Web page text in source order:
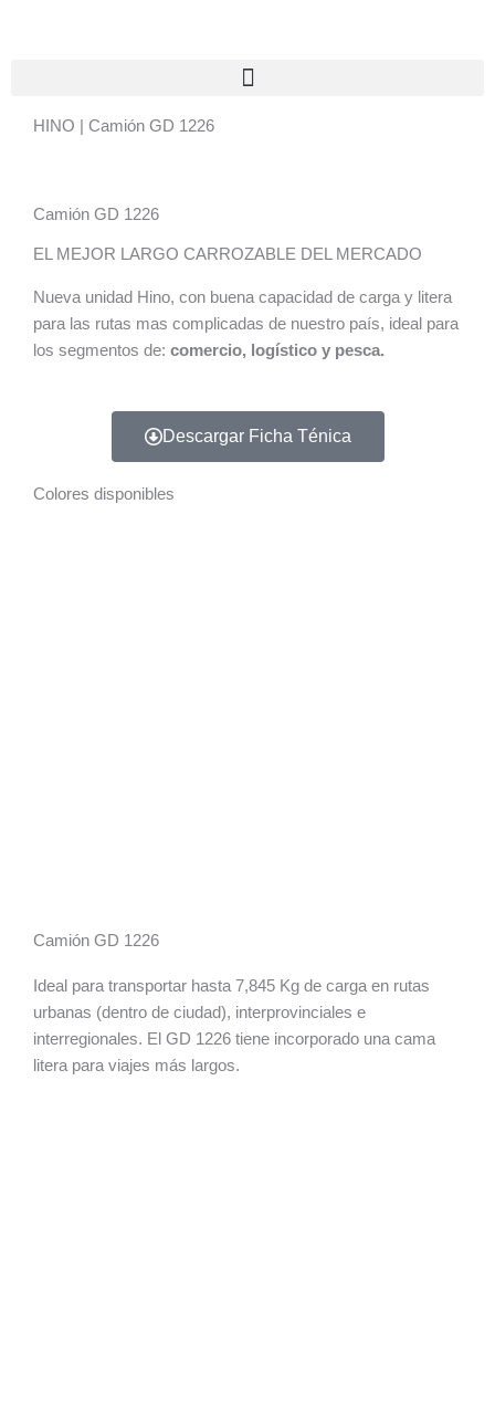
HINO | Camión GD 1226
Camión GD 1226
EL MEJOR LARGO CARROZABLE DEL MERCADO
Nueva unidad Hino, con buena capacidad de carga y litera
para las rutas mas complicadas de nuestro país, ideal para
los segmentos de: comercio, logístico y pesca.
Descargar Ficha Ténica
Colores disponibles
Camión GD 1226
Ideal para transportar hasta 7,845 Kg de carga en rutas
urbanas (dentro de ciudad), interprovinciales e
interregionales. El GD 1226 tiene incorporado una cama
litera para viajes más largos.